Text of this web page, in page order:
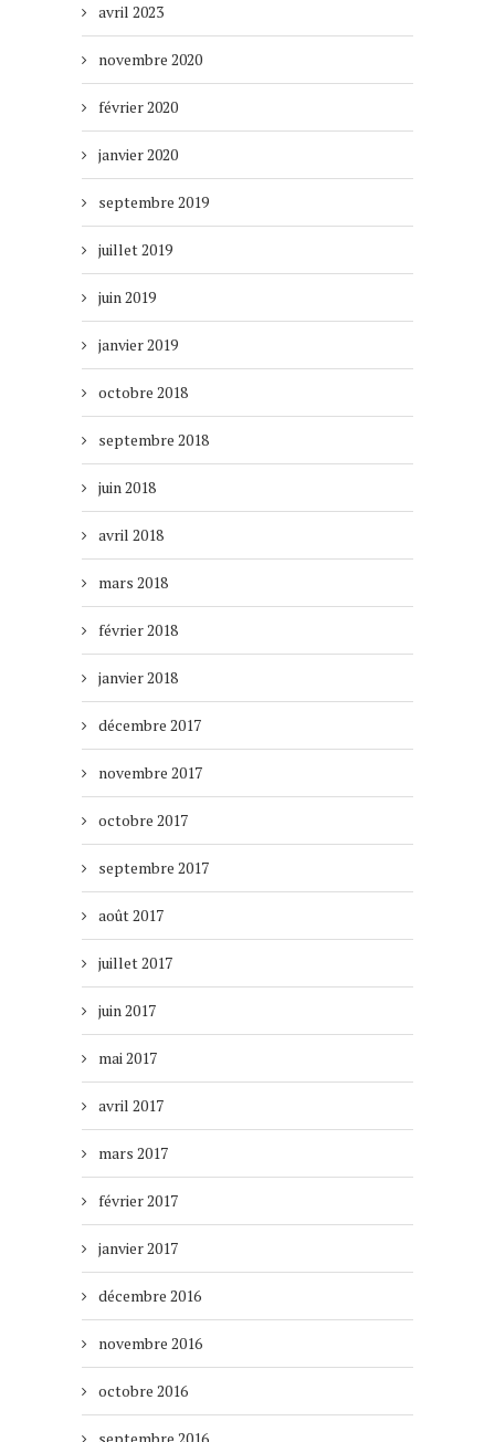
avril 2023
novembre 2020
février 2020
janvier 2020
septembre 2019
juillet 2019
juin 2019
janvier 2019
octobre 2018
septembre 2018
juin 2018
avril 2018
mars 2018
février 2018
janvier 2018
décembre 2017
novembre 2017
octobre 2017
septembre 2017
août 2017
juillet 2017
juin 2017
mai 2017
avril 2017
mars 2017
février 2017
janvier 2017
décembre 2016
novembre 2016
octobre 2016